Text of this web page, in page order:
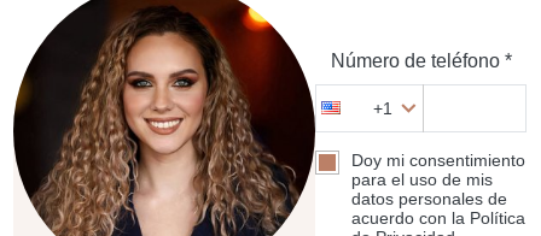
Número de teléfono *
+1
Doy mi consentimiento
para el uso de mis
datos personales de
acuerdo con la Política